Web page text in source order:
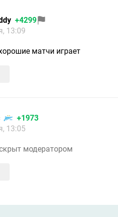
+4299
13:09
матчи играет
+1973
13:05
модератором